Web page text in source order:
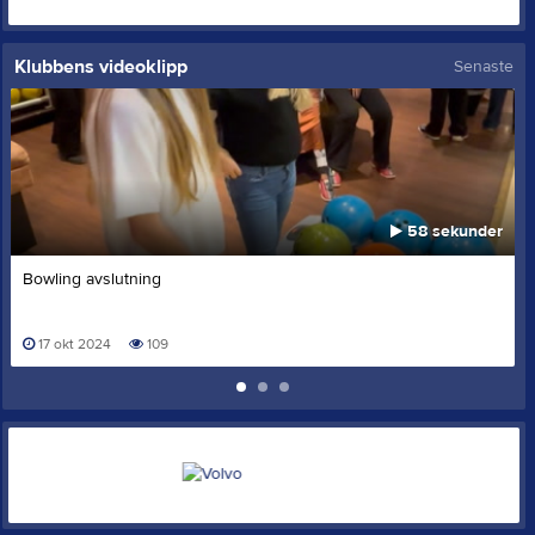
Klubbens videoklipp Senaste
58 sekunder
Bowling avslutning
17 okt 2024 109